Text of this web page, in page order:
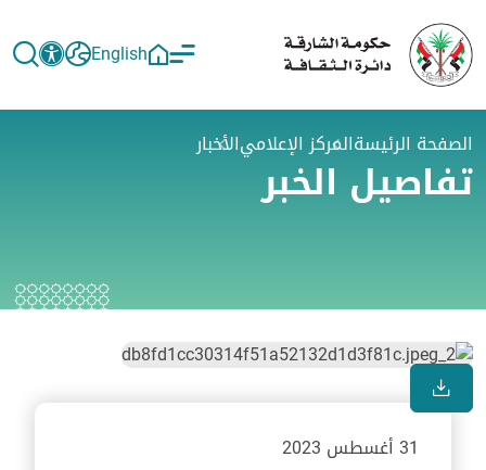
English
الصفحة الرئيسةالمركز الإعلاميالأخبار
تفاصيل الخبر
31 أغسطس 2023